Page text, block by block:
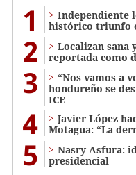
1
Independiente
histórico triunfo
2
Localizan sana
reportada como
3
“Nos vamos a
hondureño se
ICE
4
Javier López
Motagua: “La
5
Nasry Asfura:
presidencial